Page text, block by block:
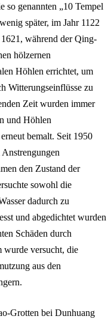
so genannten „10 Tempel
später, im Jahr 1122
während der Qing-
hölzernen
Höhlen errichtet, um
Witterungseinflüsse zu
Zeit wurden immer
und Höhlen
bemalt. Seit 1950
den Zustand der
sowohl die
dadurch zu
und abgedichtet wurden
Schäden durch
wurde versucht, die
aus den
Grotten bei Dunhuang